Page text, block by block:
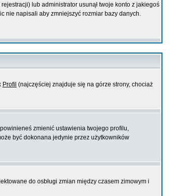
lub administrator usunął twoje konto z jakiegoś
nie napisali aby zmniejszyć rozmiar bazy danych.
Profil (najczęściej znajduje się na górze strony, chociaż
zmienić ustawienia twojego profilu,
być dokonana jedynie przez użytkowników
do osbługi zmian między czasem zimowym i